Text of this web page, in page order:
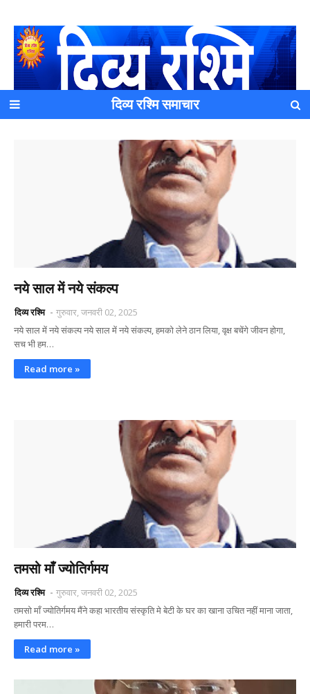
यह एक धर्मिक और राष्ट्रवादी पत्रिका है जो पाठको के आपसी सहयोग के
द्वारा प्रकाशित किया जाता है अपना सहयोग हमारे इस खाते में जमा करने
का कष्ट करें | आप का छोटा सहयोग भी हमारे लिए लाखों के बराबर होगा |
दिव्य रश्मि समाचार
नये साल में नये संकल्प
दिव्य रश्मि
गुरुवार, जनवरी 02, 2025
नये साल में नये संकल्प नये साल में नये संकल्प, हमको लेने ठान लिया, वृक्ष बचेंगे जीवन होगा,
सच भी हम…
Read more »
तमसो माँ ज्योतिर्गमय
दिव्य रश्मि
गुरुवार, जनवरी 02, 2025
तमसो माँ ज्योतिर्गमय मैंने कहा भारतीय संस्कृति मे बेटी के घर का खाना उचित नहीं माना जाता,
हमारी परम…
Read more »